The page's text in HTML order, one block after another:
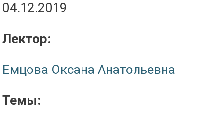
04.12.2019
Лектор:
Емцова Оксана Анатольевна
Темы: